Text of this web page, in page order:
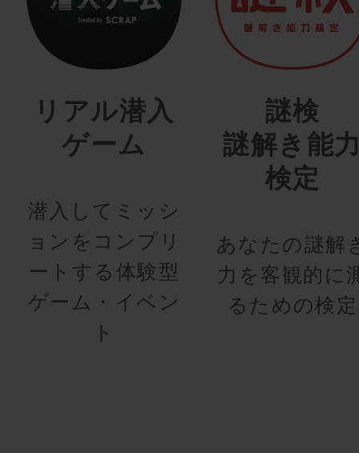
リアル潜入
ゲーム
潜入してミッシ
ョンをコンプリ
ートする体験型
ゲーム・イベン
ト
謎検
謎解き能
検定
あなたの謎解
力を客観的に
るための検定